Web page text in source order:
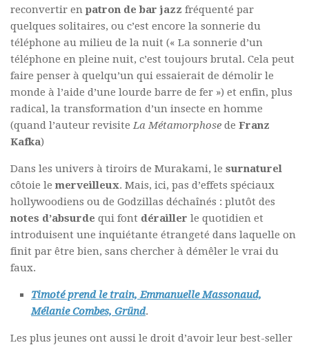
reconvertir en patron de bar jazz fréquenté par
quelques solitaires, ou c’est encore la sonnerie du
téléphone au milieu de la nuit (« La sonnerie d’un
téléphone en pleine nuit, c’est toujours brutal. Cela peut
faire penser à quelqu’un qui essaierait de démolir le
monde à l’aide d’une lourde barre de fer ») et enfin, plus
radical, la transformation d’un insecte en homme
(quand l’auteur revisite La Métamorphose de Franz
Kafka)
Dans les univers à tiroirs de Murakami, le surnaturel
côtoie le merveilleux. Mais, ici, pas d’effets spéciaux
hollywoodiens ou de Godzillas déchaînés : plutôt des
notes d’absurde qui font dérailler le quotidien et
introduisent une inquiétante étrangeté dans laquelle on
finit par être bien, sans chercher à démêler le vrai du
faux.
Timoté prend le train, Emmanuelle Massonaud,
Mélanie Combes, Gründ.
Les plus jeunes ont aussi le droit d’avoir leur best-seller